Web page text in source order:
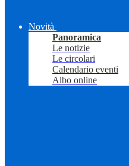
Novità
Panoramica
Le notizie
Le circolari
Calendario eventi
Albo online